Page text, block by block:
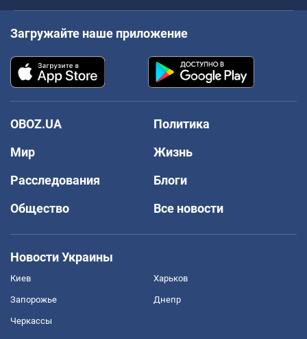
Загружайте наше приложение
OBOZ.UA
Политика
Мир
Жизнь
Расследования
Блоги
Общество
Все новости
Новости Украины
Киев Харьков
Запорожье Днепр
Черкассы